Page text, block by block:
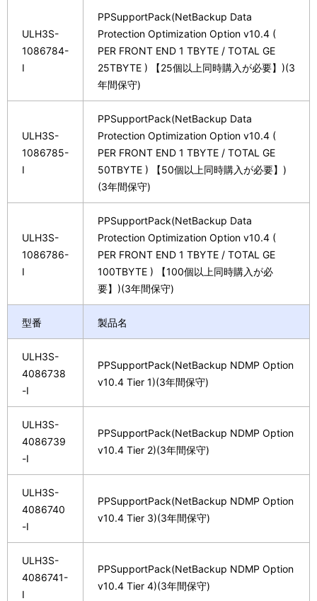
ULH3S-
1086784-
I
PPSupportPack(NetBackup Data
Protection Optimization Option v10.4 (
PER FRONT END 1 TBYTE / TOTAL GE
25TBYTE ) 【25個以上同時購入が必要】)(3
年間保守)
ULH3S-
1086785-
I
PPSupportPack(NetBackup Data
Protection Optimization Option v10.4 (
PER FRONT END 1 TBYTE / TOTAL GE
50TBYTE ) 【50個以上同時購入が必要】)
(3年間保守)
ULH3S-
1086786-
I
PPSupportPack(NetBackup Data
Protection Optimization Option v10.4 (
PER FRONT END 1 TBYTE / TOTAL GE
100TBYTE ) 【100個以上同時購入が必
要】)(3年間保守)
型番 製品名
ULH3S-
4086738
-I
PPSupportPack(NetBackup NDMP Option
v10.4 Tier 1)(3年間保守)
ULH3S-
4086739
-I
PPSupportPack(NetBackup NDMP Option
v10.4 Tier 2)(3年間保守)
ULH3S-
4086740
-I
PPSupportPack(NetBackup NDMP Option
v10.4 Tier 3)(3年間保守)
ULH3S-
4086741-
I
PPSupportPack(NetBackup NDMP Option
v10.4 Tier 4)(3年間保守)